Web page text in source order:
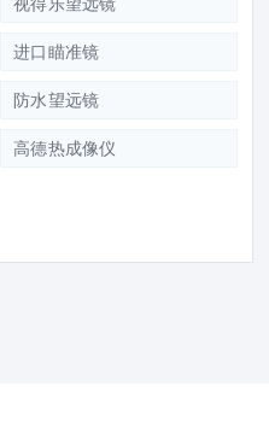
进口瞄准镜
防水望远镜
高德热成像仪